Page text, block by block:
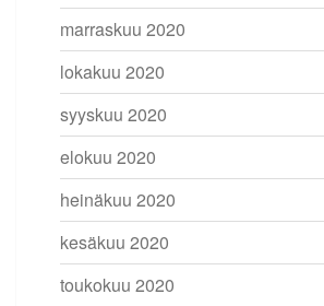
marraskuu 2020
lokakuu 2020
syyskuu 2020
elokuu 2020
heinäkuu 2020
kesäkuu 2020
toukokuu 2020